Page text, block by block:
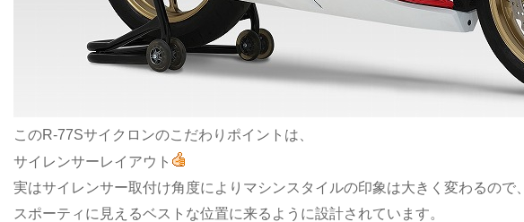
このR-77Sサイクロンのこだわりポイントは、
サイレンサーレイアウト
実はサイレンサー取付け角度によりマシンスタイルの印象は大きく変わるので、
スポーティに見えるベストな位置に来るように設計されています。